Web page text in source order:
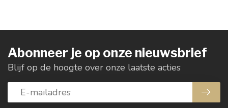
Abonneer je op onze nieuwsbrief
Blijf op de hoogte over onze laatste acties